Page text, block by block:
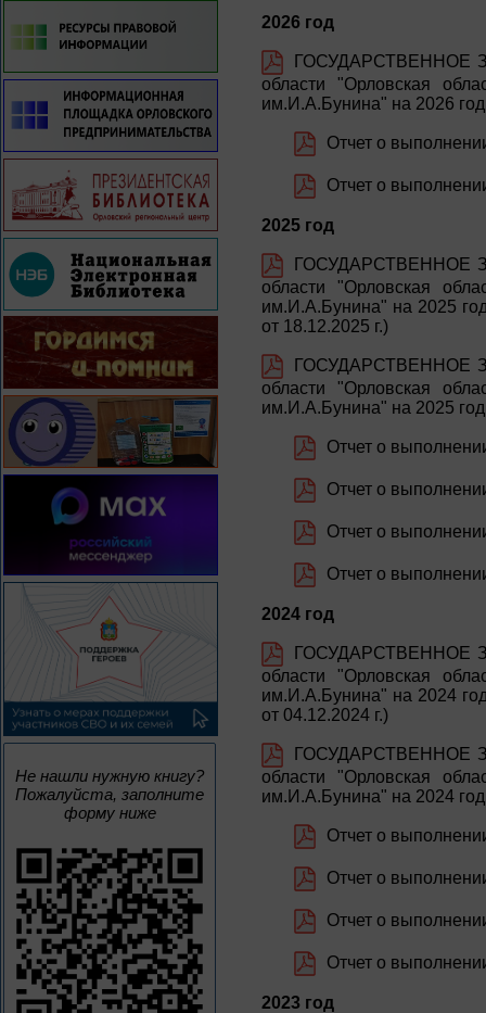
Не нашли нужную книгу?
Пожалуйста, заполните
форму ниже
2026 год
ГОСУДАРСТВЕННОЕ
области "Орловская
им.И.А.Бунина" на 2026
Отчет о
Отчет о
2025 год
ГОСУДАРСТВЕННОЕ
области "Орловская
им.И.А.Бунина" на 2025
от 18.12.2025 г.)
ГОСУДАРСТВЕННОЕ
области "Орловская
им.И.А.Бунина" на 2025
Отчет о
Отчет о
Отчет о
Отчет о
2024 год
ГОСУДАРСТВЕННОЕ
области "Орловская
им.И.А.Бунина" на 2024
от 04.12.2024 г.)
ГОСУДАРСТВЕННОЕ
области "Орловская
им.И.А.Бунина" на 2024
Отчет о
Отчет о
Отчет о
Отчет о
2023 год